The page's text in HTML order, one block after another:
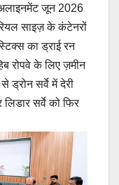
जून 2026
साइज़ के कंटेनरों
का ड्राई रन
रोपवे के लिए ज़मीन
ड्रोन सर्वे में देरी
सर्वे को फिर